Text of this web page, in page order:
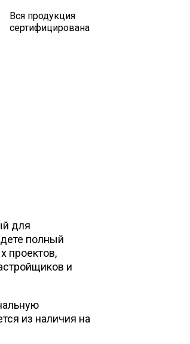
Вся продукция
сертифицирована
для
полный
проектов,
и
из наличия на